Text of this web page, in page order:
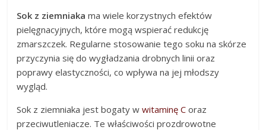
Sok z ziemniaka ma wiele korzystnych efektów
pielęgnacyjnych, które mogą wspierać redukcję
zmarszczek. Regularne stosowanie tego soku na skórze
przyczynia się do wygładzania drobnych linii oraz
poprawy elastyczności, co wpływa na jej młodszy
wygląd.
Sok z ziemniaka jest bogaty wwitaminę C oraz
przeciwutleniacze. Te właściwości prozdrowotne